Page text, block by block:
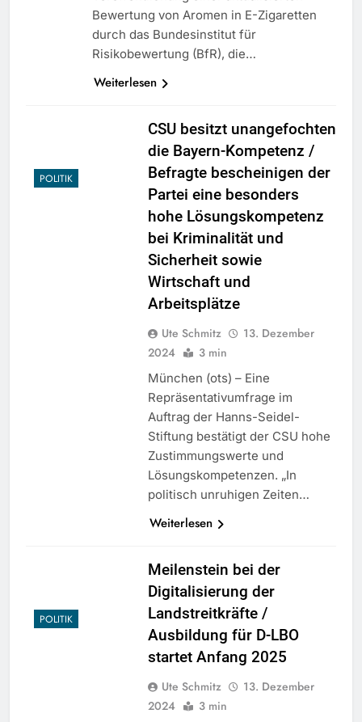
Bewertung von Aromen in E-Zigaretten
durch das Bundesinstitut für
Risikobewertung (BfR), die…
Weiterlesen
POLITIK
CSU besitzt unangefochten
die Bayern-Kompetenz /
Befragte bescheinigen der
Partei eine besonders
hohe Lösungskompetenz
bei Kriminalität und
Sicherheit sowie
Wirtschaft und
Arbeitsplätze
Ute Schmitz
13. Dezember
2024
3 min
München (ots) – Eine
Repräsentativumfrage im
Auftrag der Hanns-Seidel-
Stiftung bestätigt der CSU hohe
Zustimmungswerte und
Lösungskompetenzen. „In
politisch unruhigen Zeiten…
Weiterlesen
POLITIK
Meilenstein bei der
Digitalisierung der
Landstreitkräfte /
Ausbildung für D-LBO
startet Anfang 2025
Ute Schmitz
13. Dezember
2024
3 min